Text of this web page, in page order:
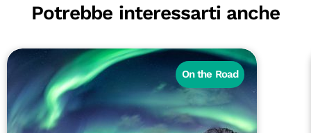
Potrebbe interessarti anche
On the Road